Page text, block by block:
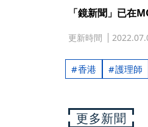
「鏡新聞」已在
更新時間
香港 護理師
更多新聞